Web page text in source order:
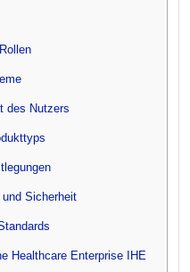
des Nutzers
Sicherheit
Healthcare Enterprise IHE